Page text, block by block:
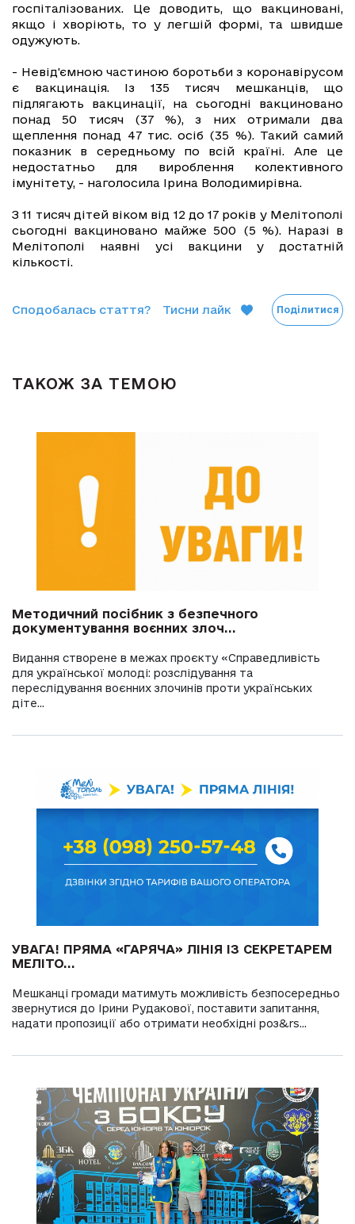
госпіталізованих. Це доводить, що вакциновані,
якщо і хворіють, то у легшій формі, та швидше
одужують.
- Невід'ємною частиною боротьби з коронавірусом
є вакцинація. Із 135 тисяч мешканців, що
підлягають вакцинації, на сьогодні вакциновано
понад 50 тисяч (37 %), з них отримали два
щеплення понад 47 тис. осіб (35 %). Такий самий
показник в середньому по всій країні. Але це
недостатньо для вироблення колективного
імунітету, - наголосила Ірина Володимирівна.
З 11 тисяч дітей віком від 12 до 17 років у Мелітополі
сьогодні вакциновано майже 500 (5 %). Наразі в
Мелітополі наявні усі вакцини у достатній
кількості.
Сподобалась стаття? Тисни лайк Поділитися
ТАКОЖ ЗА ТЕМОЮ
Методичний посібник з безпечного
документування воєнних злоч...
Видання створене в межах проєкту «Справедливість
для української молоді: розслідування та
переслідування воєнних злочинів проти українських
діте...
УВАГА! ПРЯМА «ГАРЯЧА» ЛІНІЯ ІЗ СЕКРЕТАРЕМ
МЕЛІТО...
Мешканці громади матимуть можливість безпосередньо
звернутися до Ірини Рудакової, поставити запитання,
надати пропозиції або отримати необхідні роз&rs...